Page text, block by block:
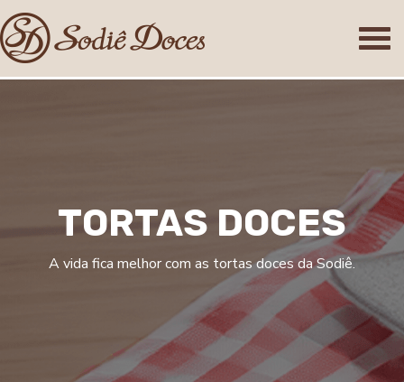
TORTAS DOCES
A vida fica melhor com as tortas doces da Sodiê.